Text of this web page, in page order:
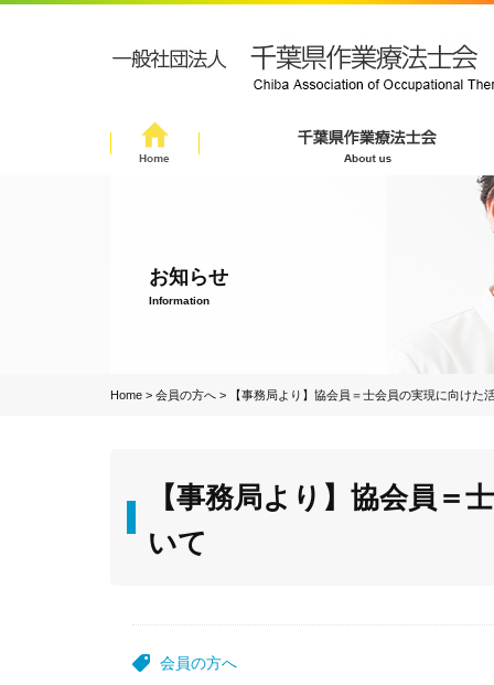
お知らせ
Information
Home > 会員の方へ > 【事務局より】協会員＝士会員の実現に向けた
【事務局より】協会員＝
いて
会員の方へ